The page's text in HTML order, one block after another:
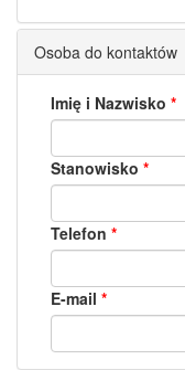
Osoba do kontaktów
Imię i Nazwisko
Stanowisko
Telefon
E-mail